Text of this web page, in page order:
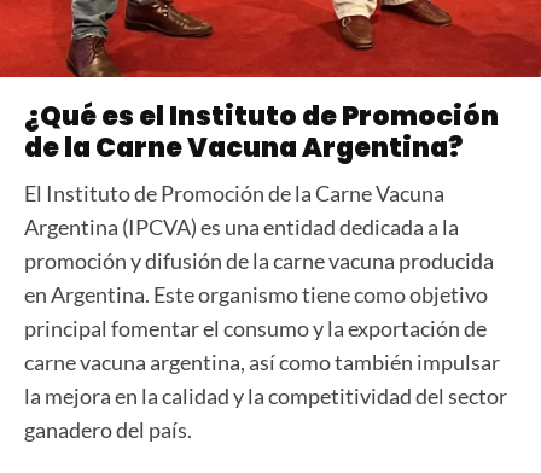
¿Qué es el Instituto de Promoción
de la Carne Vacuna Argentina?
El Instituto de Promoción de la Carne Vacuna
Argentina (IPCVA) es una entidad dedicada a la
promoción y difusión de la carne vacuna producida
en Argentina. Este organismo tiene como objetivo
principal fomentar el consumo y la exportación de
carne vacuna argentina, así como también impulsar
la mejora en la calidad y la competitividad del sector
ganadero del país.